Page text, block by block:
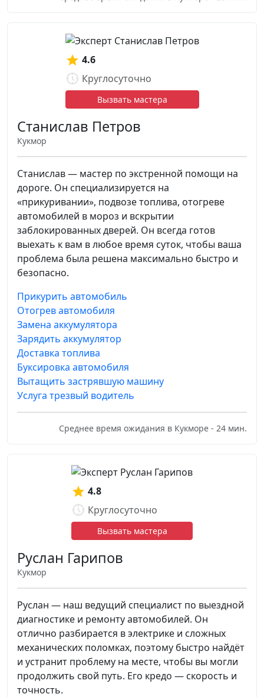
4.6
Круглосуточно
Вызвать мастера
Станислав Петров
Кукмор
Станислав — мастер по экстренной помощи на
дороге. Он специализируется на
«прикуривании», подвозе топлива, отогреве
автомобилей в мороз и вскрытии
заблокированных дверей. Он всегда готов
выехать к вам в любое время суток, чтобы ваша
проблема была решена максимально быстро и
безопасно.
Прикурить автомобиль
Отогрев автомобиля
Замена аккумулятора
Зарядить аккумулятор
Доставка топлива
Буксировка автомобиля
Вытащить застрявшую машину
Услуга трезвый водитель
Среднее время ожидания в Кукморе - 24 мин.
4.8
Круглосуточно
Вызвать мастера
Руслан Гарипов
Кукмор
Руслан — наш ведущий специалист по выездной
диагностике и ремонту автомобилей. Он
отлично разбирается в электрике и сложных
механических поломках, поэтому быстро найдёт
и устранит проблему на месте, чтобы вы могли
продолжить свой путь. Его кредо — скорость и
точность.